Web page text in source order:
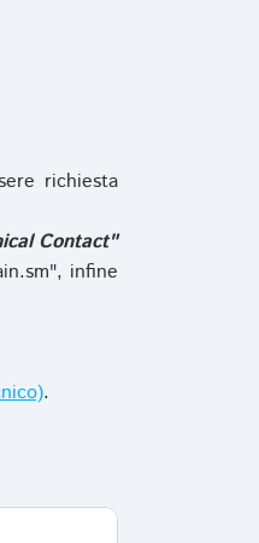
richiesta
Contact"
infine
.